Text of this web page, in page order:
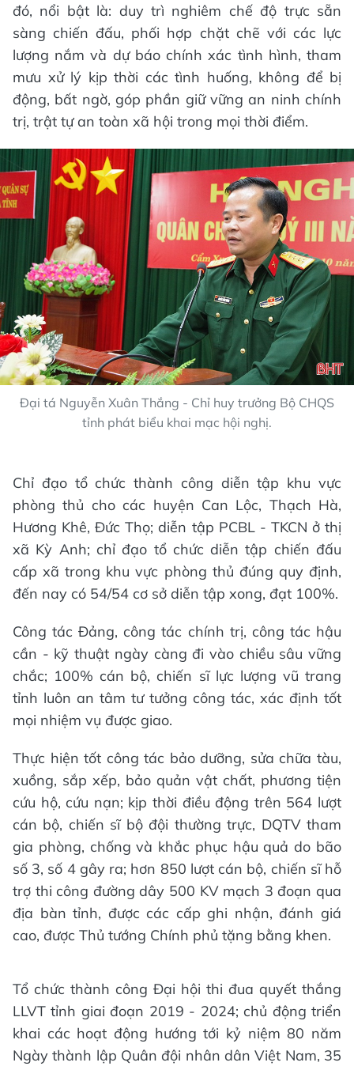
đó, nổi bật là: duy trì nghiêm chế độ trực sẵn
sàng chiến đấu, phối hợp chặt chẽ với các lực
lượng nắm và dự báo chính xác tình hình, tham
mưu xử lý kịp thời các tình huống, không để bị
động, bất ngờ, góp phần giữ vững an ninh chính
trị, trật tự an toàn xã hội trong mọi thời điểm.
Đại tá Nguyễn Xuân Thắng - Chỉ huy trưởng Bộ CHQS
tỉnh phát biểu khai mạc hội nghị.
Chỉ đạo tổ chức thành công diễn tập khu vực
phòng thủ cho các huyện Can Lộc, Thạch Hà,
Hương Khê, Đức Thọ; diễn tập PCBL - TKCN ở thị
xã Kỳ Anh; chỉ đạo tổ chức diễn tập chiến đấu
cấp xã trong khu vực phòng thủ đúng quy định,
đến nay có 54/54 cơ sở diễn tập xong, đạt 100%.
Công tác Đảng, công tác chính trị, công tác hậu
cần - kỹ thuật ngày càng đi vào chiều sâu vững
chắc; 100% cán bộ, chiến sĩ lực lượng vũ trang
tỉnh luôn an tâm tư tưởng công tác, xác định tốt
mọi nhiệm vụ được giao.
Thực hiện tốt công tác bảo dưỡng, sửa chữa tàu,
xuồng, sắp xếp, bảo quản vật chất, phương tiện
cứu hộ, cứu nạn; kịp thời điều động trên 564 lượt
cán bộ, chiến sĩ bộ đội thường trực, DQTV tham
gia phòng, chống và khắc phục hậu quả do bão
số 3, số 4 gây ra; hơn 850 lượt cán bộ, chiến sĩ hỗ
trợ thi công đường dây 500 KV mạch 3 đoạn qua
địa bàn tỉnh, được các cấp ghi nhận, đánh giá
cao, được Thủ tướng Chính phủ tặng bằng khen.
Tổ chức thành công Đại hội thi đua quyết thắng
LLVT tỉnh giai đoạn 2019 - 2024; chủ động triển
khai các hoạt động hướng tới kỷ niệm 80 năm
Ngày thành lập Quân đội nhân dân Việt Nam, 35